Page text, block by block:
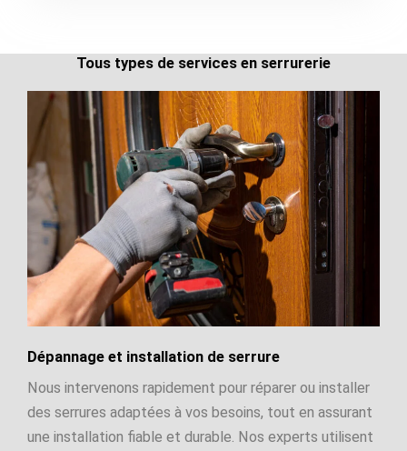
Tous types de services en serrurerie
Dépannage et installation de serrure
Nous intervenons rapidement pour réparer ou installer
des serrures adaptées à vos besoins, tout en assurant
une installation fiable et durable. Nos experts utilisent